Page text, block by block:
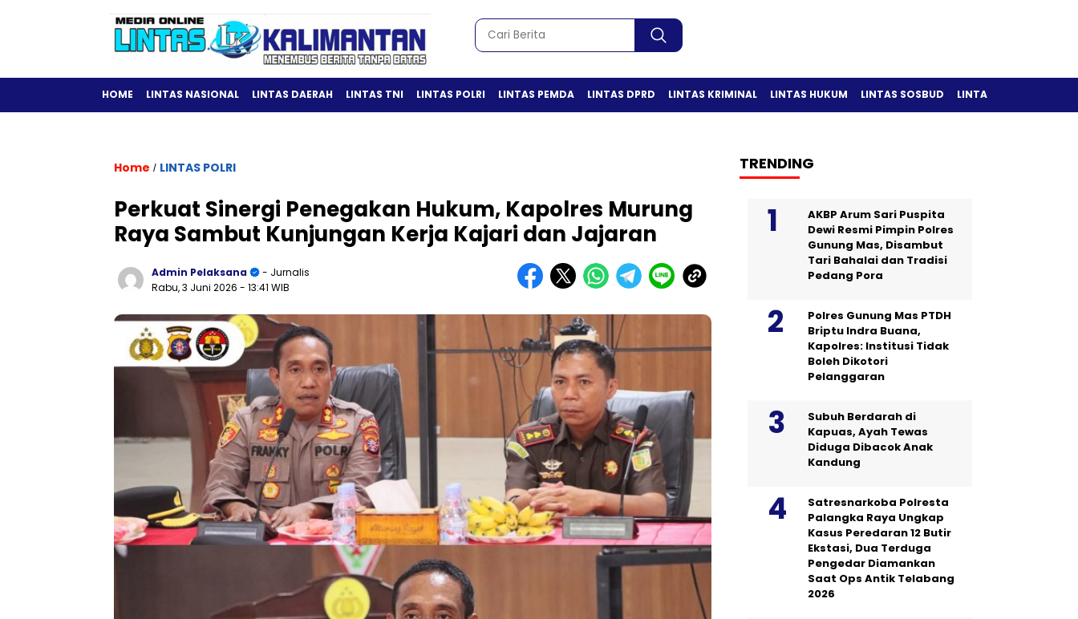
HOME LINTAS NASIONAL LINTAS DAERAH LINTAS TNI LINTAS POLRI LINTAS PEMDA LINTAS DPRD LINTAS KRIMINAL LINTAS HUKUM LINTAS SOSBUD LINTAS OLAH RAGA
Home / LINTAS POLRI
Perkuat Sinergi Penegakan Hukum, Kapolres Murung
Raya Sambut Kunjungan Kerja Kajari dan Jajaran
Admin Pelaksana
- Jurnalis
Rabu, 3 Juni 2026 - 13:41 WIB
TRENDING
AKBP Arum Sari Puspita
Dewi Resmi Pimpin Polres
Gunung Mas, Disambut
Tari Bahalai dan Tradisi
Pedang Pora
Polres Gunung Mas PTDH
Briptu Indra Buana,
Kapolres: Institusi Tidak
Boleh Dikotori
Pelanggaran
Subuh Berdarah di
Kapuas, Ayah Tewas
Diduga Dibacok Anak
Kandung
Satresnarkoba Polresta
Palangka Raya Ungkap
Kasus Peredaran 12 Butir
Ekstasi, Dua Terduga
Pengedar Diamankan
Saat Ops Antik Telabang
2026